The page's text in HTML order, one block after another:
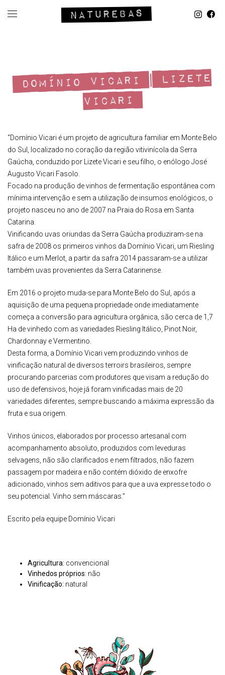
DOMÍNIO VICARI | LIZETE
VICARI
“Domínio Vicari é um projeto de agricultura familiar em Monte Belo
do Sul, localizado no coração da região vitivinícola da Serra
Gaúcha, conduzido por Lizete Vicari e seu filho, o enólogo José
Augusto Vicari Fasolo.
Focado na produção de vinhos de fermentação espontânea com
mínima intervenção e sem a utilização de insumos enológicos, o
projeto nasceu no ano de 2007 na Praia do Rosa em Santa
Catarina.
Vinificando uvas oriundas da Serra Gaúcha produziram-se na
safra de 2008 os primeiros vinhos da Domínio Vicari, um Riesling
Itálico e um Merlot, a partir da safra 2014 passaram-se a utilizar
também uvas provenientes da Serra Catarinense.
Em 2016 o projeto muda-se para Monte Belo do Sul, após a
aquisição de uma pequena propriedade onde imediatamente
começa a conversão para agricultura orgânica, são cerca de 1,7
Ha de vinhedo com as variedades Riesling Itálico, Pinot Noir,
Chardonnay e Vermentino.
Desta forma, a Domínio Vicari vem produzindo vinhos de
vinificação natural de diversos terroirs brasileiros, sempre
procurando parcerias com produtores que visam a redução do
uso de defensivos, hoje já foram vinificadas mais de 20
variedades diferentes, sempre buscando a máxima expressão da
fruta e sua origem.
Vinhos únicos, elaborados por processo artesanal com
acompanhamento absoluto, produzidos com leveduras
selvagens, não são clarificados e nem filtrados, não fazem
passagem por madeira e não contém dióxido de enxofre
adicionado, vinhos sem aditivos para que a uva expresse todo o
seu potencial. Vinho sem máscaras.”
Escrito pela equipe Domínio Vicari
Agricultura: convencional
Vinhedos próprios: não
Vinificação: natural